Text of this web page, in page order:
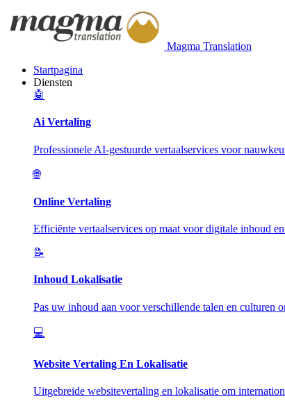
Magma Translation
Startpagina
Diensten
🤖
Ai Vertaling
Professionele AI-gestuurde vertaalservices voor
🌐
Online Vertaling
Efficiënte vertaalservices op maat voor digitale inhoud
📝
Inhoud Lokalisatie
Pas uw inhoud aan voor verschillende talen en culturen
💻
Website Vertaling En Lokalisatie
Uitgebreide websitevertaling en lokalisatie om